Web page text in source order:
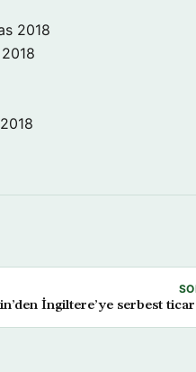
2018
İngiltere’ye serbest